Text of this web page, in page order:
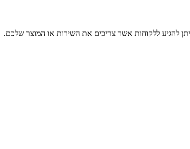
להגיע ללקוחות אשר צריכים את השירות או המוצר שלכם.